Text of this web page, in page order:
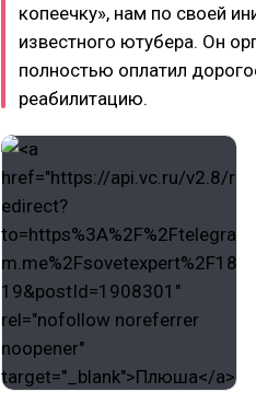
копеечку», нам по своей
известного ютубера. Он
полностью оплатил
реабилитацию.